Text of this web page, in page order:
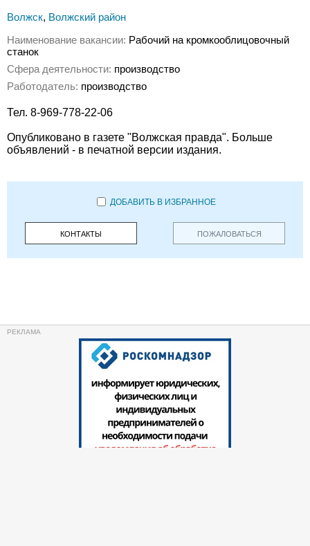
Волжск, Волжский район
Наименование вакансии: Рабочий на кромкооблицовочный
станок
Сфера деятельности: производство
Работодатель: производство
Тел. 8-969-778-22-06
Опубликовано в газете "Волжская правда". Больше
объявлений - в печатной версии издания.
ДОБАВИТЬ В ИЗБРАННОЕ
КОНТАКТЫ ПОЖАЛОВАТЬСЯ